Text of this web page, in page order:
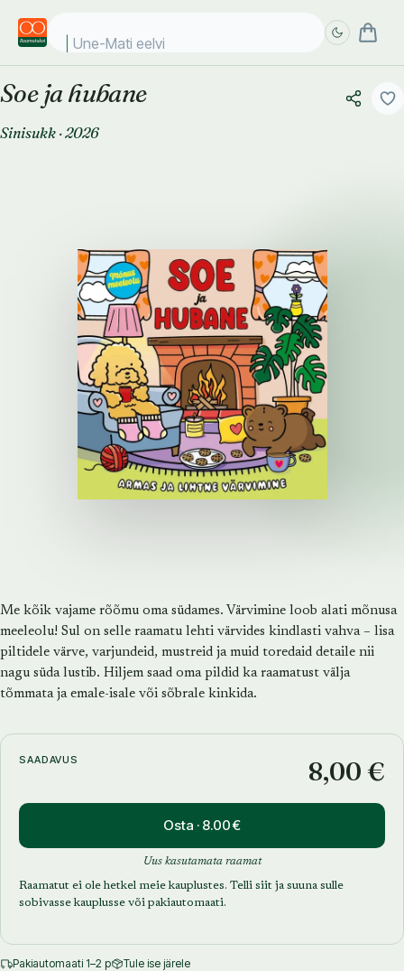
Une-Mati eelviim
Soe ja hubane
Sinisukk ·2026
Me kõik vajame rõõmu oma südames. Värvimine loob alati mõnusa
meeleolu! Sul on selle raamatu lehti värvides kindlasti vahva – lisa
piltidele värve, varjundeid, mustreid ja muid toredaid detaile nii
nagu süda lustib. Hiljem saad oma pildid ka raamatust välja
tõmmata ja emale-isale või sõbrale kinkida.
SAADAVUS 8,00 €
Osta · 8.00 €
Uus kasutamata raamat
Raamatut ei ole hetkel meie kauplustes. Telli siit ja suuna sulle
sobivasse kauplusse või pakiautomaati.
Pakiautomaati 1–2 p
Tule ise järele